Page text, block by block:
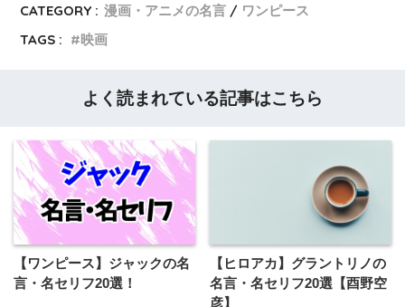
CATEGORY : 漫画・アニメの名言
ワンピース
TAGS :
映画
よく読まれている記事はこちら
【ワンピース】ジャックの名
言・名セリフ20選！
【ヒロアカ】グラントリノの
名言・名セリフ20選【酉野空
彦】